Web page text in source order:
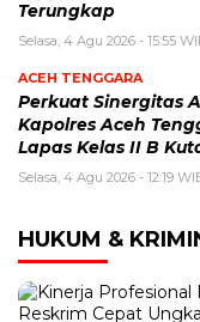
Terungkap
Selasa, 4 Agu 2026 - 15:55
ACEH TENGGARA
Perkuat Sinergitas
Kapolres Aceh
Lapas Kelas II B
Selasa, 4 Agu 2026 - 12:19
HUKUM &